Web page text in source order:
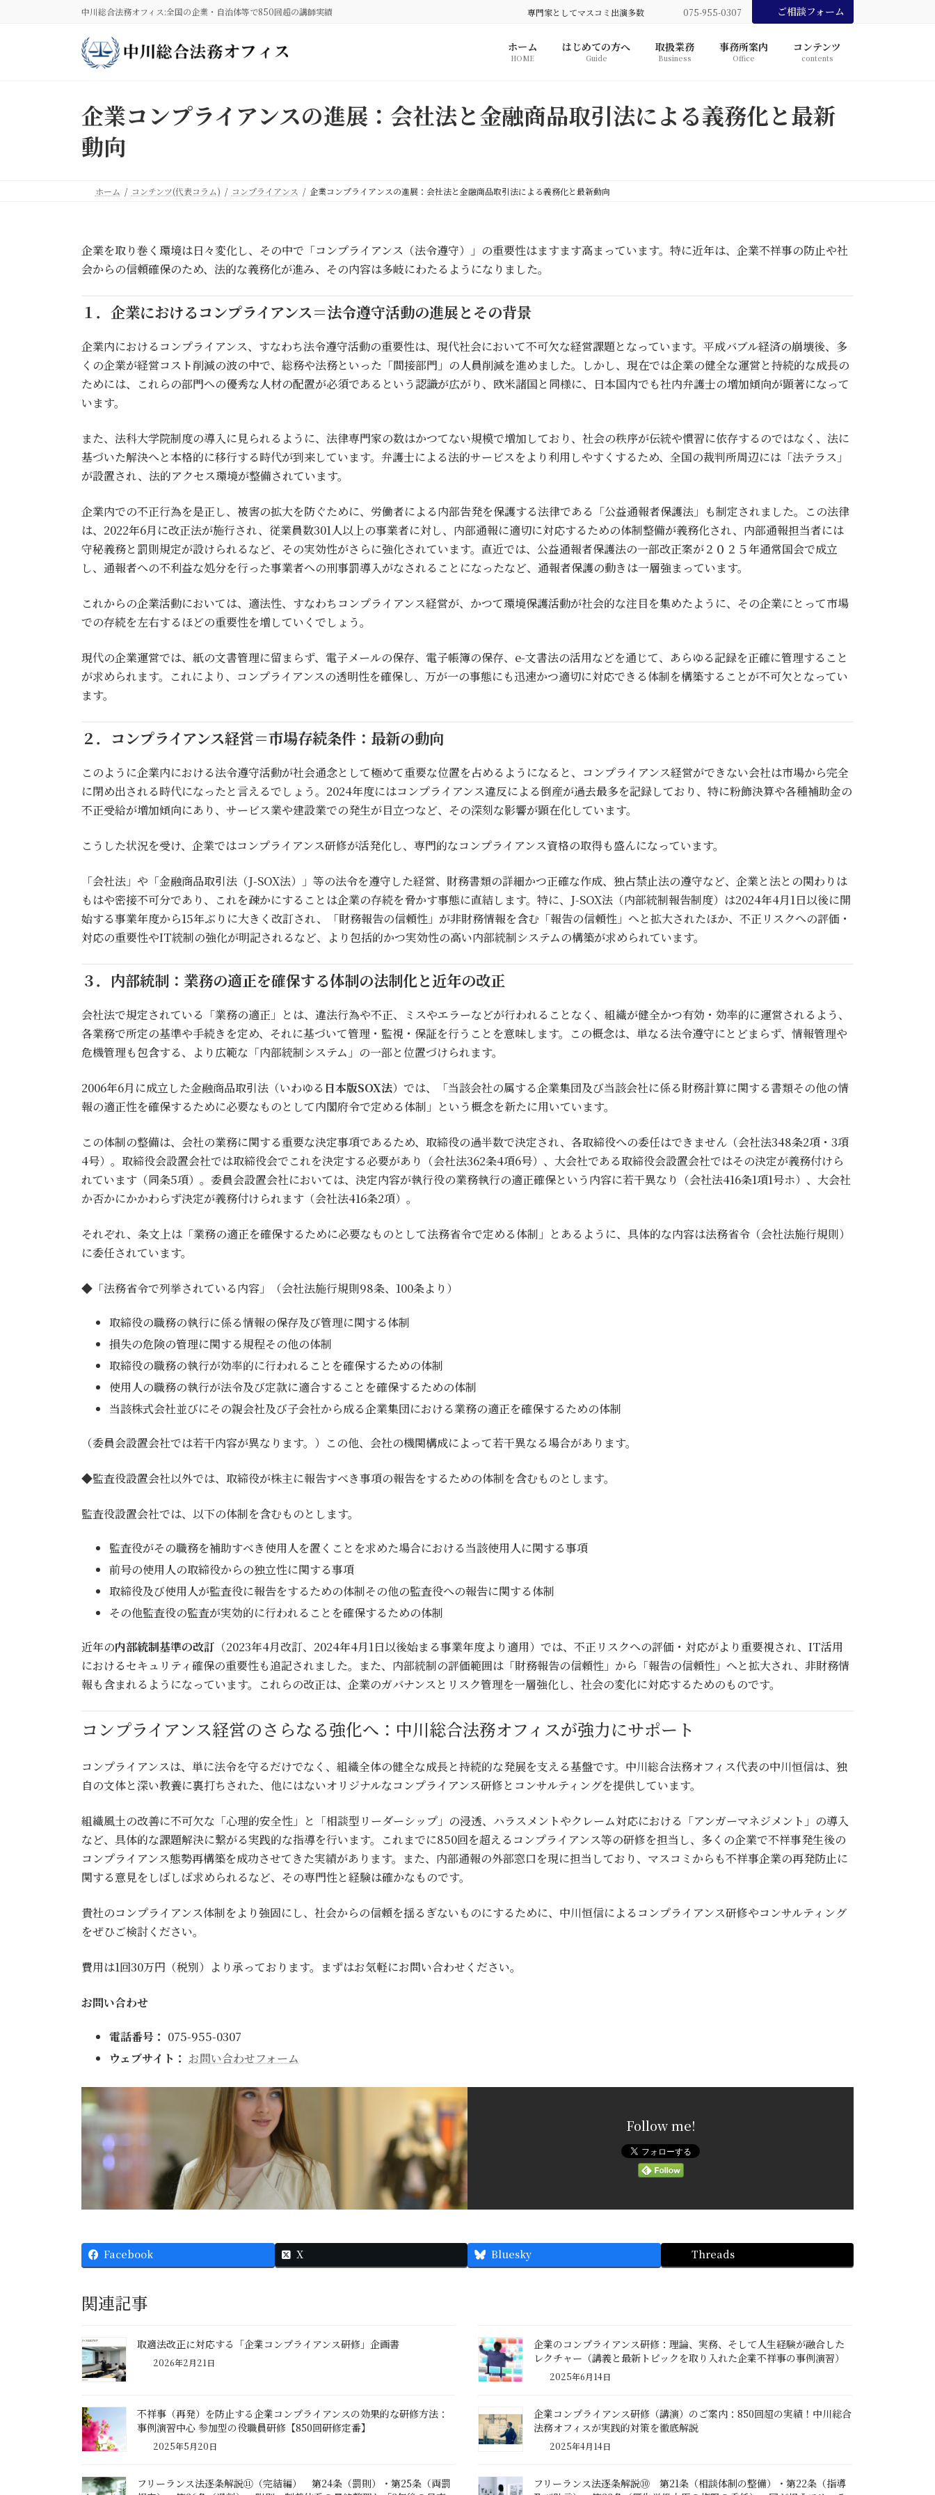
中川総合法務オフィス:全国の企業・自治体等で850回超の講師実績 専門家としてマスコミ出演多数 075-955-0307 ご相談フォーム
ホーム
HOME
はじめての方へ
Guide
取扱業務
Business
事務所案内
Office
コンテンツ
contents
企業コンプライアンスの進展：会社法と金融商品取引法による義務化と最新
動向
ホーム コンテンツ(代表コラム) コンプライアンス 企業コンプライアンスの進展：会社法と金融商品取引法による義務化と最新動向
企業を取り巻く環境は日々変化し、その中で「コンプライアンス（法令遵守）」の重要性はますます高まっています。特に近年は、企業不祥事の防止や社
会からの信頼確保のため、法的な義務化が進み、その内容は多岐にわたるようになりました。
１．企業におけるコンプライアンス＝法令遵守活動の進展とその背景
企業内におけるコンプライアンス、すなわち法令遵守活動の重要性は、現代社会において不可欠な経営課題となっています。平成バブル経済の崩壊後、多
くの企業が経営コスト削減の波の中で、総務や法務といった「間接部門」の人員削減を進めました。しかし、現在では企業の健全な運営と持続的な成長の
ためには、これらの部門への優秀な人材の配置が必須であるという認識が広がり、欧米諸国と同様に、日本国内でも社内弁護士の増加傾向が顕著になって
います。
また、法科大学院制度の導入に見られるように、法律専門家の数はかつてない規模で増加しており、社会の秩序が伝統や慣習に依存するのではなく、法に
基づいた解決へと本格的に移行する時代が到来しています。弁護士による法的サービスをより利用しやすくするため、全国の裁判所周辺には「法テラス」
が設置され、法的アクセス環境が整備されています。
企業内での不正行為を是正し、被害の拡大を防ぐために、労働者による内部告発を保護する法律である「公益通報者保護法」も制定されました。この法律
は、2022年6月に改正法が施行され、従業員数301人以上の事業者に対し、内部通報に適切に対応するための体制整備が義務化され、内部通報担当者には
守秘義務と罰則規定が設けられるなど、その実効性がさらに強化されています。直近では、公益通報者保護法の一部改正案が２０２５年通常国会で成立
し、通報者への不利益な処分を行った事業者への刑事罰導入がなされることになったなど、通報者保護の動きは一層強まっています。
これからの企業活動においては、適法性、すなわちコンプライアンス経営が、かつて環境保護活動が社会的な注目を集めたように、その企業にとって市場
での存続を左右するほどの重要性を増していくでしょう。
現代の企業運営では、紙の文書管理に留まらず、電子メールの保存、電子帳簿の保存、e-文書法の活用などを通じて、あらゆる記録を正確に管理すること
が求められます。これにより、コンプライアンスの透明性を確保し、万が一の事態にも迅速かつ適切に対応できる体制を構築することが不可欠となってい
ます。
２．コンプライアンス経営＝市場存続条件：最新の動向
このように企業内における法令遵守活動が社会通念として極めて重要な位置を占めるようになると、コンプライアンス経営ができない会社は市場から完全
に閉め出される時代になったと言えるでしょう。2024年度にはコンプライアンス違反による倒産が過去最多を記録しており、特に粉飾決算や各種補助金の
不正受給が増加傾向にあり、サービス業や建設業での発生が目立つなど、その深刻な影響が顕在化しています。
こうした状況を受け、企業ではコンプライアンス研修が活発化し、専門的なコンプライアンス資格の取得も盛んになっています。
「会社法」や「金融商品取引法（J-SOX法）」等の法令を遵守した経営、財務書類の詳細かつ正確な作成、独占禁止法の遵守など、企業と法との関わりは
もはや密接不可分であり、これを疎かにすることは企業の存続を脅かす事態に直結します。特に、J-SOX法（内部統制報告制度）は2024年4月1日以後に開
始する事業年度から15年ぶりに大きく改訂され、「財務報告の信頼性」が非財務情報を含む「報告の信頼性」へと拡大されたほか、不正リスクへの評価・
対応の重要性やIT統制の強化が明記されるなど、より包括的かつ実効性の高い内部統制システムの構築が求められています。
３．内部統制：業務の適正を確保する体制の法制化と近年の改正
会社法で規定されている「業務の適正」とは、違法行為や不正、ミスやエラーなどが行われることなく、組織が健全かつ有効・効率的に運営されるよう、
各業務で所定の基準や手続きを定め、それに基づいて管理・監視・保証を行うことを意味します。この概念は、単なる法令遵守にとどまらず、情報管理や
危機管理も包含する、より広範な「内部統制システム」の一部と位置づけられます。
2006年6月に成立した金融商品取引法（いわゆる 日本版SOX法）では、「当該会社の属する企業集団及び当該会社に係る財務計算に関する書類その他の情
報の適正性を確保するために必要なものとして内閣府令で定める体制」という概念を新たに用いています。
この体制の整備は、会社の業務に関する重要な決定事項であるため、取締役の過半数で決定され、各取締役への委任はできません（会社法348条2項・3項
4号）。取締役会設置会社では取締役会でこれを決定する必要があり（会社法362条4項6号）、大会社である取締役会設置会社ではその決定が義務付けら
れています（同条5項）。委員会設置会社においては、決定内容が執行役の業務執行の適正確保という内容に若干異なり（会社法416条1項1号ホ）、大会社
か否かにかかわらず決定が義務付けられます（会社法416条2項）。
それぞれ、条文上は「業務の適正を確保するために必要なものとして法務省令で定める体制」とあるように、具体的な内容は法務省令（会社法施行規則）
に委任されています。
◆「法務省令で列挙されている内容」（会社法施行規則98条、100条より）
取締役の職務の執行に係る情報の保存及び管理に関する体制
損失の危険の管理に関する規程その他の体制
取締役の職務の執行が効率的に行われることを確保するための体制
使用人の職務の執行が法令及び定款に適合することを確保するための体制
当該株式会社並びにその親会社及び子会社から成る企業集団における業務の適正を確保するための体制
（委員会設置会社では若干内容が異なります。）この他、会社の機関構成によって若干異なる場合があります。
◆監査役設置会社以外では、取締役が株主に報告すべき事項の報告をするための体制を含むものとします。
監査役設置会社では、以下の体制を含むものとします。
監査役がその職務を補助すべき使用人を置くことを求めた場合における当該使用人に関する事項
前号の使用人の取締役からの独立性に関する事項
取締役及び使用人が監査役に報告をするための体制その他の監査役への報告に関する体制
その他監査役の監査が実効的に行われることを確保するための体制
近年の内部統制基準の改訂 （2023年4月改訂、2024年4月1日以後始まる事業年度より適用）では、不正リスクへの評価・対応がより重要視され、IT活用
におけるセキュリティ確保の重要性も追記されました。また、内部統制の評価範囲は「財務報告の信頼性」から「報告の信頼性」へと拡大され、非財務情
報も含まれるようになっています。これらの改正は、企業のガバナンスとリスク管理を一層強化し、社会の変化に対応するためのものです。
コンプライアンス経営のさらなる強化へ：中川総合法務オフィスが強力にサポート
コンプライアンスは、単に法令を守るだけでなく、組織全体の健全な成長と持続的な発展を支える基盤です。中川総合法務オフィス代表の中川恒信は、独
自の文体と深い教養に裏打ちされた、他にはないオリジナルなコンプライアンス研修とコンサルティングを提供しています。
組織風土の改善に不可欠な「心理的安全性」と「相談型リーダーシップ」の浸透、ハラスメントやクレーム対応における「アンガーマネジメント」の導入
など、具体的な課題解決に繋がる実践的な指導を行います。これまでに850回を超えるコンプライアンス等の研修を担当し、多くの企業で不祥事発生後の
コンプライアンス態勢再構築を成功させてきた実績があります。また、内部通報の外部窓口を現に担当しており、マスコミからも不祥事企業の再発防止に
関する意見をしばしば求められるなど、その専門性と経験は確かなものです。
貴社のコンプライアンス体制をより強固にし、社会からの信頼を揺るぎないものにするために、中川恒信によるコンプライアンス研修やコンサルティング
をぜひご検討ください。
費用は1回30万円（税別）より承っております。まずはお気軽にお問い合わせください。
お問い合わせ
電話番号： 075-955-0307
ウェブサイト： お問い合わせフォーム
Follow me!
Facebook X Bluesky Threads
関連記事
取適法改正に対応する「企業コンプライアンス研修」企画書
2026年2月21日
企業のコンプライアンス研修：理論、実務、そして人生経験が融合した
レクチャー（講義と最新トピックを取り入れた企業不祥事の事例演習）
2025年6月14日
不祥事（再発）を防止する企業コンプライアンスの効果的な研修方法：
事例演習中心 参加型の役職員研修【850回研修定番】
2025年5月20日
企業コンプライアンス研修（講演）のご案内：850回超の実績！中川総合
法務オフィスが実践的対策を徹底解説
2025年4月14日
フリーランス法逐条解説⑪（完結編） 第24条（罰則）・第25条（両罰
フリーランス法逐条解説⑩ 第21条（相談体制の整備）・第22条（指導